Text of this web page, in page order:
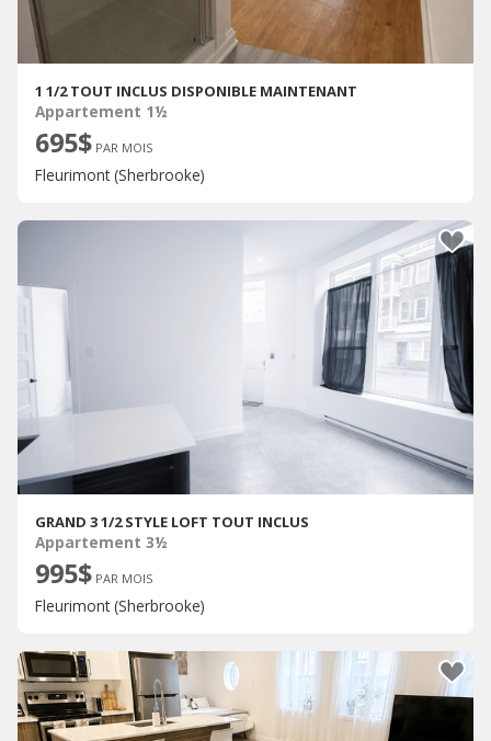
1 1/2 TOUT INCLUS DISPONIBLE MAINTENANT
Appartement 1½
695$ PAR MOIS
Fleurimont (Sherbrooke)
GRAND 3 1/2 STYLE LOFT TOUT INCLUS
Appartement 3½
995$ PAR MOIS
Fleurimont (Sherbrooke)